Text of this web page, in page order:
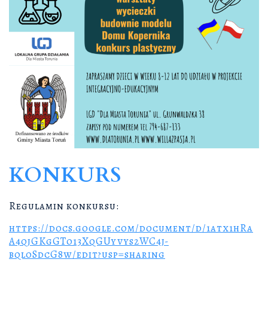
KONKURS
Regulamin konkursu:
https://docs.google.com/document/d/1atx1hRa
A4qjGKgGTo13XqGUyvys2WC4j-
bql0SdcG8w/edit?usp=sharing